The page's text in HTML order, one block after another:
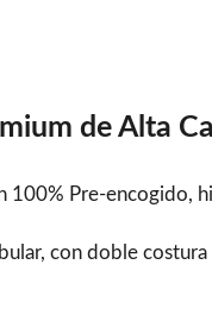
de Alta
100% Pre-encogido,
con doble